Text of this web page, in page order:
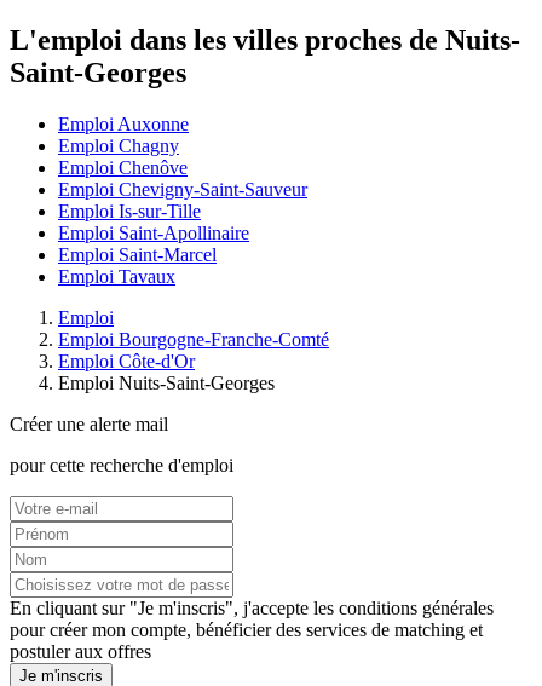
L'emploi dans les villes proches de Nuits-
Saint-Georges
Emploi Auxonne
Emploi Chagny
Emploi Chenôve
Emploi Chevigny-Saint-Sauveur
Emploi Is-sur-Tille
Emploi Saint-Apollinaire
Emploi Saint-Marcel
Emploi Tavaux
Emploi
Emploi Bourgogne-Franche-Comté
Emploi Côte-d'Or
Emploi Nuits-Saint-Georges
Créer une alerte mail
pour cette recherche d'emploi
En cliquant sur "Je m'inscris", j'accepte les conditions générales
pour créer mon compte, bénéficier des services de matching et
postuler aux offres
Je m'inscris